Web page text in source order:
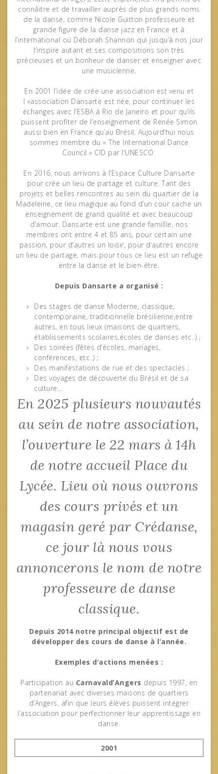
connâitre et de travailler auprès de plus grands noms
de la danse, comme Nicole Guitton professeure et
grande figure de la danse jazz en France et à
l’international ou Déborah Shannon qui jusqu’à nos jour
l’inspire autant et ses compositions son très
précieuses et un bonheur de danser et enseigner avec
une musicienne.
En 2001 l’idée de crée une association est venu et
l »association Dansarte est née, pour continuer les
échanges avec l’ESBA à Rio de Janeiro et pour qu’ils
puissent profiter de l’enseignement de Renée Simon
aussi bien en France qu’au Brésil. Aujourd’hui nous
sommes membre du « The International Dance
Council » CID par l’UNESCO
En 2016, nous arrivons à l’Espace Culture Dansarte
pour crée un lieu de partage et culture. Tant des
projets et belles rencontres au sein du quartier de la
Madeleine, ce lieu magique au fond d’un cour cache un
enseignement de grand qualité et avec beaucoup
d’amour. Dansarte est une grande famillle, nos
membres ont entre 4 et 85 ans, pour certain une
passion, pour d’autres un loisir, pour d’autres encore
un lieu de partage, mais pour tous ce lieu est un refuge
entre la danse et le bien-être.
Depuis Dansarte a organisé :
Des stages de danse Moderne, classique,
contemporaine, traditionnelle brésilienne,entre
autres, en tous lieux (maisons de quartiers,
établissements scolaires,écoles de danses etc..) ;
Des soirées (fêtes d’écoles, mariages,
conférences, etc..) ;
Des manifestations de rue et des spectacles ;
Des voyages de découverte du Brésil et de sa
culture…
En 2025 plusieurs nouvautés
au sein de notre association,
l’ouverture le 22 mars à 14h
de notre accueil Place du
Lycée. Lieu où nous ouvrons
des cours privés et un
magasin geré par Crédanse,
ce jour là nous vous
annoncerons le nom de notre
professeure de danse
classique.
Depuis 2014 notre principal objectif est de
développer des cours de danse à l’année.
Exemples d’actions menées :
Participation au Carnavald’Angers depuis 1997, en
partenariat avec diverses maisons de quartiers
d’Angers, afin que leurs élèves puissent intégrer
l’association pour perfectionner leur apprentissage en
danse.
2001